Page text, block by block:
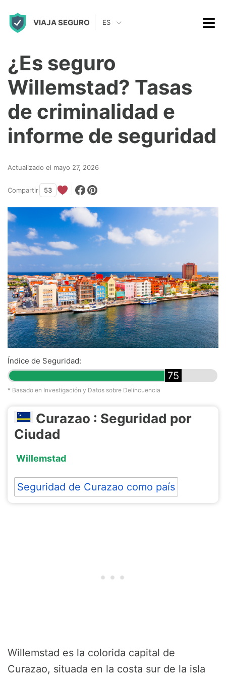
VIAJA SEGURO ES
¿Es seguro
Willemstad? Tasas
de criminalidad e
informe de seguridad
Actualizado el mayo 27, 2026
Compartir 53
Índice de Seguridad:
75
* Basado en Investigación y Datos sobre Delincuencia
Curazao : Seguridad por
Ciudad
Willemstad
Seguridad de Curazao como país
Willemstad es la colorida capital de
Curazao, situada en la costa sur de la isla